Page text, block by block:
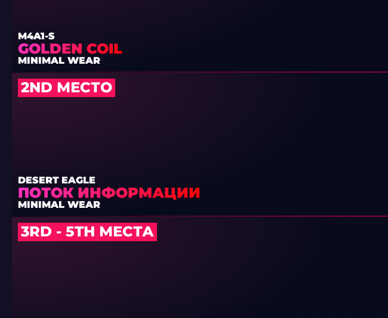
M4A1-S
GOLDEN COIL
MINIMAL WEAR
2ND МЕСТО
DESERT EAGLE
ПОТОК ИНФОРМАЦИИ
MINIMAL WEAR
3RD - 5TH МЕСТА